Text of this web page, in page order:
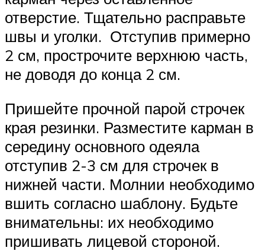
отверстие. Тщательно расправьте
швы и уголки. Отступив примерно
2 см, прострочите верхнюю часть,
не доводя до конца 2 см.
Пришейте прочной парой строчек
края резинки. Разместите карман в
середину основного одеяла
отступив 2-3 см для строчек в
нижней части. Молнии необходимо
вшить согласно шаблону. Будьте
внимательны: их необходимо
пришивать лицевой стороной.